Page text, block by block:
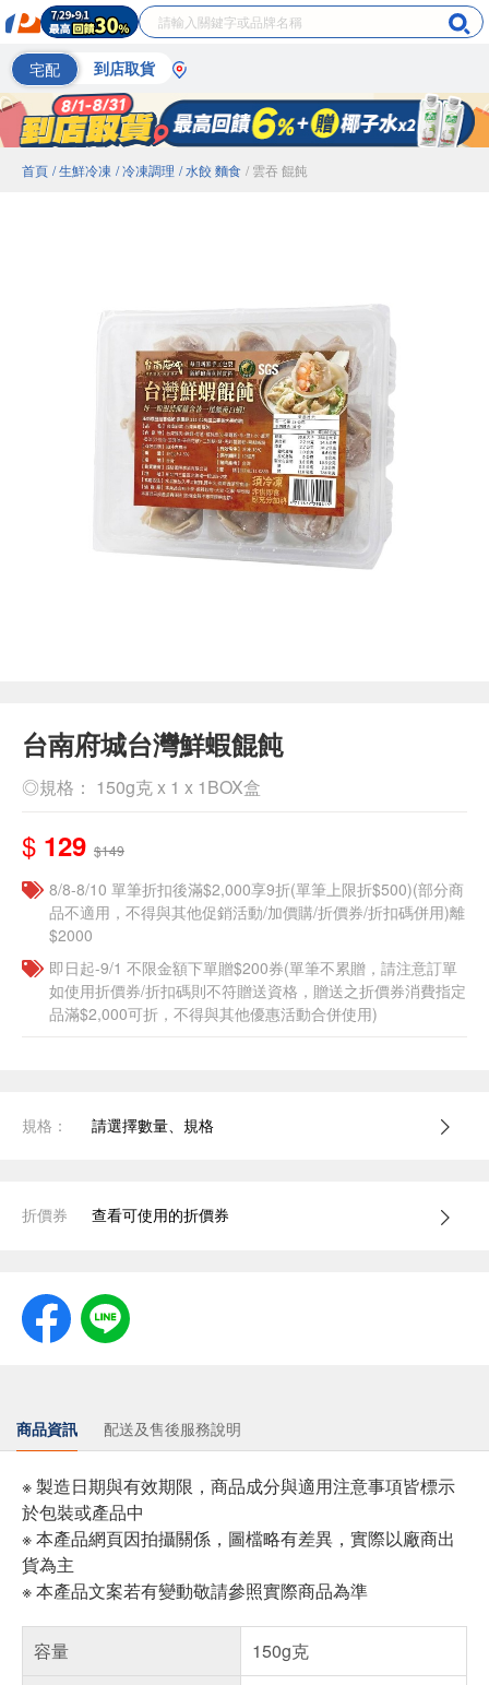
宅配 到店取貨
首頁 / 生鮮冷凍 / 冷凍調理 / 水餃 麵食 / 雲吞 餛飩
台南府城台灣鮮蝦餛飩
◎規格： 150g克 x 1 x 1BOX盒
$ 129 $149
8/8-8/10 單筆折扣後滿$2,000享9折(單筆上限折$500)(部分商
品不適用，不得與其他促銷活動/加價購/折價券/折扣碼併用)離
$2000
即日起-9/1 不限金額下單贈$200券(單筆不累贈，請注意訂單
如使用折價券/折扣碼則不符贈送資格，贈送之折價券消費指定
品滿$2,000可折，不得與其他優惠活動合併使用)
規格： 請選擇數量、規格
折價券 查看可使用的折價券
商品資訊 配送及售後服務說明
※ 製造日期與有效期限，商品成分與適用注意事項皆標示
於包裝或產品中
※ 本產品網頁因拍攝關係，圖檔略有差異，實際以廠商出
貨為主
※ 本產品文案若有變動敬請參照實際商品為準
容量
150g克